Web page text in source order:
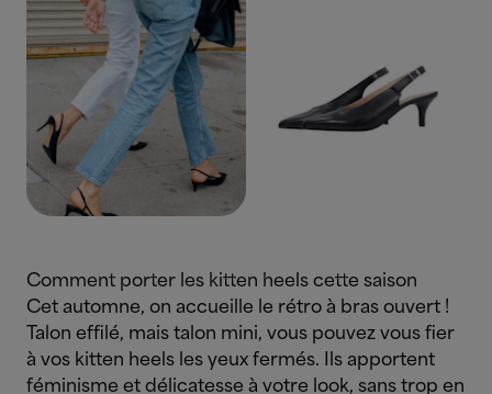
Comment porter les kitten heels cette saison
Cet automne, on accueille le rétro à bras ouvert !
Talon effilé, mais talon mini, vous pouvez vous fier
à vos kitten heels les yeux fermés. Ils apportent
féminisme et délicatesse à votre look, sans trop en